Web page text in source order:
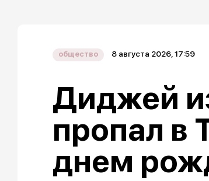
общество 8 августа 2026, 17:59
Диджей
пропал в
днем